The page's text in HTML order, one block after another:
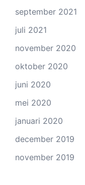
september 2021
juli 2021
november 2020
oktober 2020
juni 2020
mei 2020
januari 2020
december 2019
november 2019